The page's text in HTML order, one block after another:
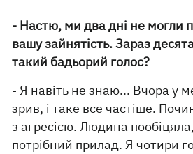
- Настю, ми два дні не могли
вашу зайнятість. Зараз
такий бадьорий голос?
- Я навіть не знаю... Вчора у
зрив, і таке все частіше.
з агресією. Людина
потрібний прилад. Я чотири